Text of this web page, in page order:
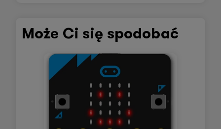
Może Ci się spodobać